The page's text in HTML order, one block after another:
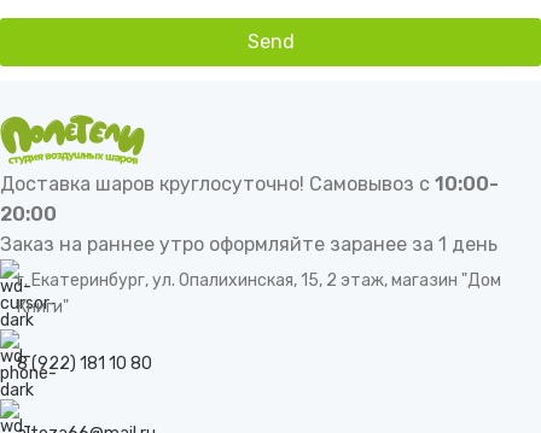
Send
This
should
be
left
blank
Доставка шаров круглосуточно! Самовывоз с 10:00-
20:00
Заказ на раннее утро оформляйте заранее за 1 день
г. Екатеринбург, ул. Опалихинская, 15, 2 этаж, магазин "Дом
Книги"
8 (922) 181 10 80